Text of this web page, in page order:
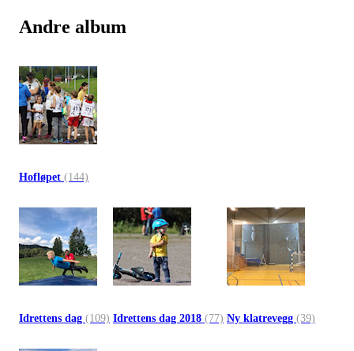
Andre album
Hofløpet (144)
Idrettens dag (109) Idrettens dag 2018 (77) Ny klatrevegg (39)